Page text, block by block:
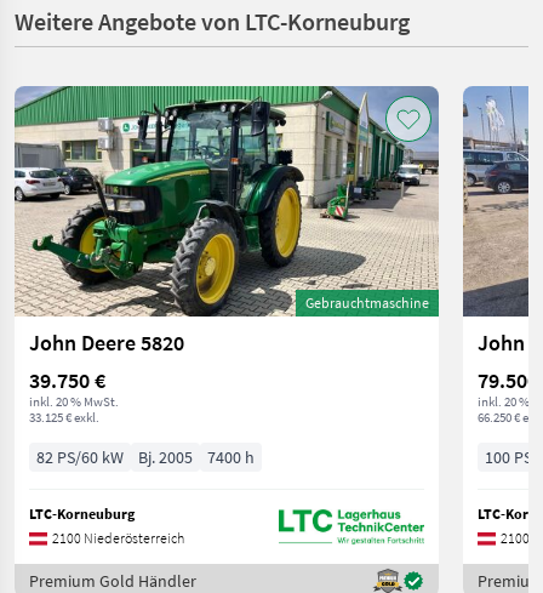
Weitere Angebote von LTC-Korneuburg
Gebrauchtmaschine
John Deere 5820
39.750 €
inkl. 20 % MwSt.
33.125 € exkl.
82 PS/60 kW Bj. 2005 7400 h
LTC-Korneuburg
2100 Niederösterreich
Premium Gold Händler
John
79.500
inkl. 20 %
66.250 €
100 PS/
LTC-
2100